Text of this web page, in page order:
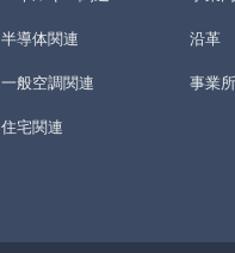
半導体関連
一般空調関連
住宅関連
沿革
事業